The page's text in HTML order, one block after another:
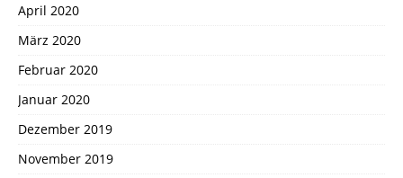
April 2020
März 2020
Februar 2020
Januar 2020
Dezember 2019
November 2019